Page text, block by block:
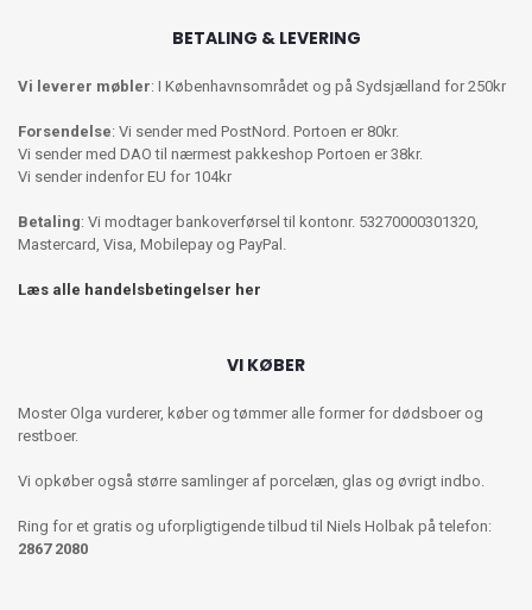
BETALING & LEVERING
Vi leverer møbler: I Københavnsområdet og på Sydsjælland for 250kr
Forsendelse: Vi sender med PostNord. Portoen er 80kr.
Vi sender med DAO til nærmest pakkeshop Portoen er 38kr.
Vi sender indenfor EU for 104kr
Betaling: Vi modtager bankoverførsel til kontonr. 53270000301320,
Mastercard, Visa, Mobilepay og PayPal.
Læs alle handelsbetingelser her
VI KØBER
Moster Olga vurderer, køber og tømmer alle former for dødsboer og
restboer.
Vi opkøber også større samlinger af porcelæn, glas og øvrigt indbo.
Ring for et gratis og uforpligtigende tilbud til Niels Holbak på telefon:
2867 2080